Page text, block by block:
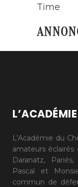
Time
L’Académie du
amateurs éclairés
Daranatz,
Pascal et
commun de